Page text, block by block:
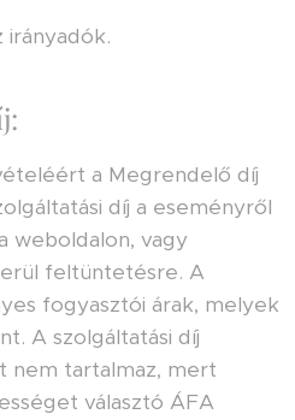
irányadók.
a Megrendelő díj
díj a eseményről
weboldalon, vagy
feltüntetésre. A
fogyasztói árak, melyek
A szolgáltatási díj
nem tartalmaz, mert
választó ÁFA